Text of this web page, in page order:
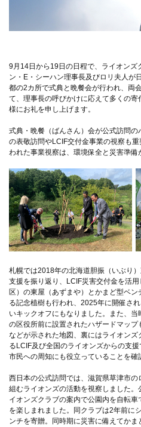
9月14日から19日の日程で、ライオンズ
ン・E・シーハン理事長及びロリ夫人が
都の2カ所で式典と晩餐会が行われ、両
て、理事長の呼びかけに応えて多くの
様にお礼を申し上げます。
式典・晩餐（ばんさん）会が公式訪問
の表敬訪問やLCIF交付金事業の視察も
われた事業視察は、環境保全と災害準備
札幌では2018年の北海道胆振（いぶり
支援を振り返り、LCIF災害交付金を活
区）の東屋（あずまや）とかまど型ベ
る記念植樹も行われ、2025年に開催さ
いキックオフにもなりました。また、
の区役所前に設置されたハザードマッ
などが示された地図、裏にはライオン
るLCIF及び全国のライオンズからの支
市民への周知にも役立っていることを確
西日本の公式訪問では、滋賀県草津市の
組むライオンズの活動を視察しました
イオンズクラブの案内で公園内を自転
を楽しまれました。同クラブは2年前に
ンチを寄贈。同時期に災害に備えてか